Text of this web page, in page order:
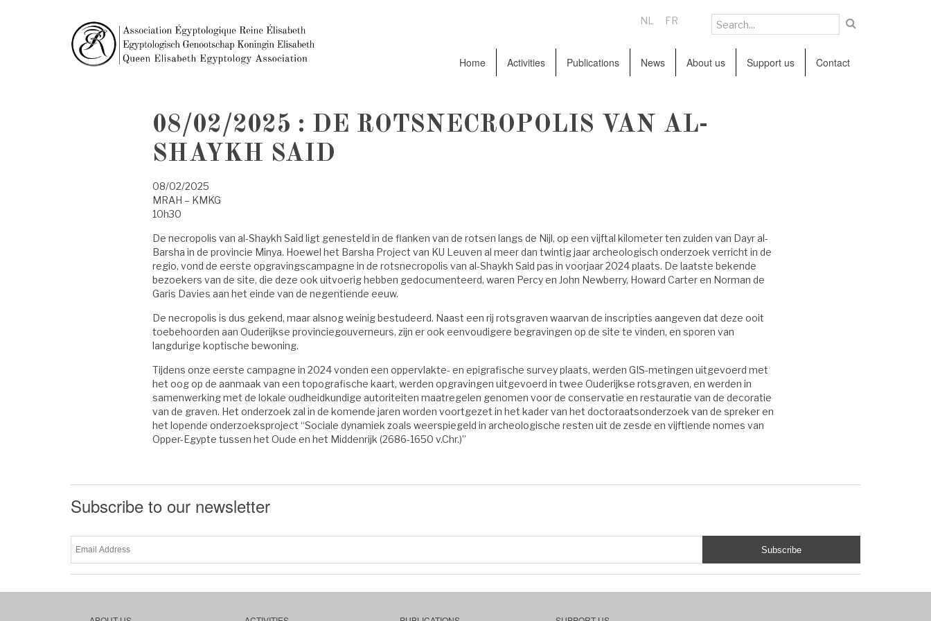
Home Activities Publications News About us Support us Contact
NL FR
08/02/2025 : DE ROTSNECROPOLIS VAN AL-
SHAYKH SAID
08/02/2025
MRAH – KMKG
10h30
De necropolis van al-Shaykh Said ligt genesteld in de flanken van de rotsen langs de Nijl, op een vijftal kilometer ten zuiden van Dayr al-
Barsha in de provincie Minya. Hoewel het Barsha Project van KU Leuven al meer dan twintig jaar archeologisch onderzoek verricht in de
regio, vond de eerste opgravingscampagne in de rotsnecropolis van al-Shaykh Said pas in voorjaar 2024 plaats. De laatste bekende
bezoekers van de site, die deze ook uitvoerig hebben gedocumenteerd, waren Percy en John Newberry, Howard Carter en Norman de
Garis Davies aan het einde van de negentiende eeuw.
De necropolis is dus gekend, maar alsnog weinig bestudeerd. Naast een rij rotsgraven waarvan de inscripties aangeven dat deze ooit
toebehoorden aan Ouderijkse provinciegouverneurs, zijn er ook eenvoudigere begravingen op de site te vinden, en sporen van
langdurige koptische bewoning.
Tijdens onze eerste campagne in 2024 vonden een oppervlakte- en epigrafische survey plaats, werden GIS-metingen uitgevoerd met
het oog op de aanmaak van een topografische kaart, werden opgravingen uitgevoerd in twee Ouderijkse rotsgraven, en werden in
samenwerking met de lokale oudheidkundige autoriteiten maatregelen genomen voor de conservatie en restauratie van de decoratie
van de graven. Het onderzoek zal in de komende jaren worden voortgezet in het kader van het doctoraatsonderzoek van de spreker en
het lopende onderzoeksproject “Sociale dynamiek zoals weerspiegeld in archeologische resten uit de zesde en vijftiende nomes van
Opper-Egypte tussen het Oude en het Middenrijk (2686-1650 v.Chr.)”
Subscribe to our newsletter